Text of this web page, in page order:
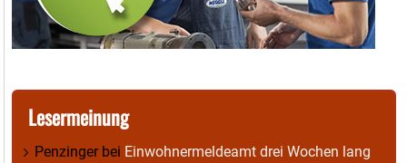
Lesermeinung
Penzingerbei Einwohnermeldeamt drei Wochen lang